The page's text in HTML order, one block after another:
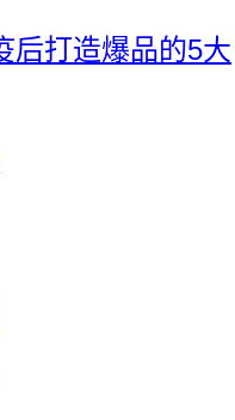
后打造爆品的5大